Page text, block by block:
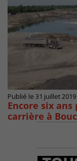
Publié le 31 juillet
Encore six
carrière à